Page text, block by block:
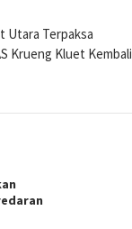
Utara Terpaksa
Krueng Kluet Kembali